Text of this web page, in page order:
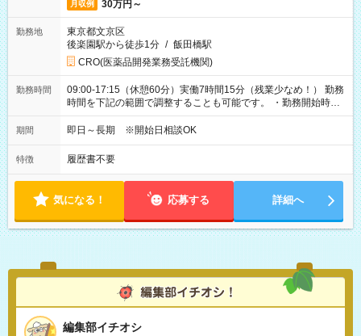
月収例 30万円～
勤務地
東京都文京区
後楽園駅から徒歩1分 / 飯田橋駅
CRO(医薬品開発業務受託機関)
勤務時間
09:00-17:15（休憩60分）実働7時間15分（残業少なめ！） 勤務
時間を下記の範囲で調整することも可能です。 ・勤務開始時
間 09:00～10:00 ・勤務終了時間 16:00～17:15 ・実働
05:00～07:15
期間 即日～長期 ※開始日相談OK
特徴 履歴書不要
気になる！ 応募する 詳細へ
編集部イチオシ